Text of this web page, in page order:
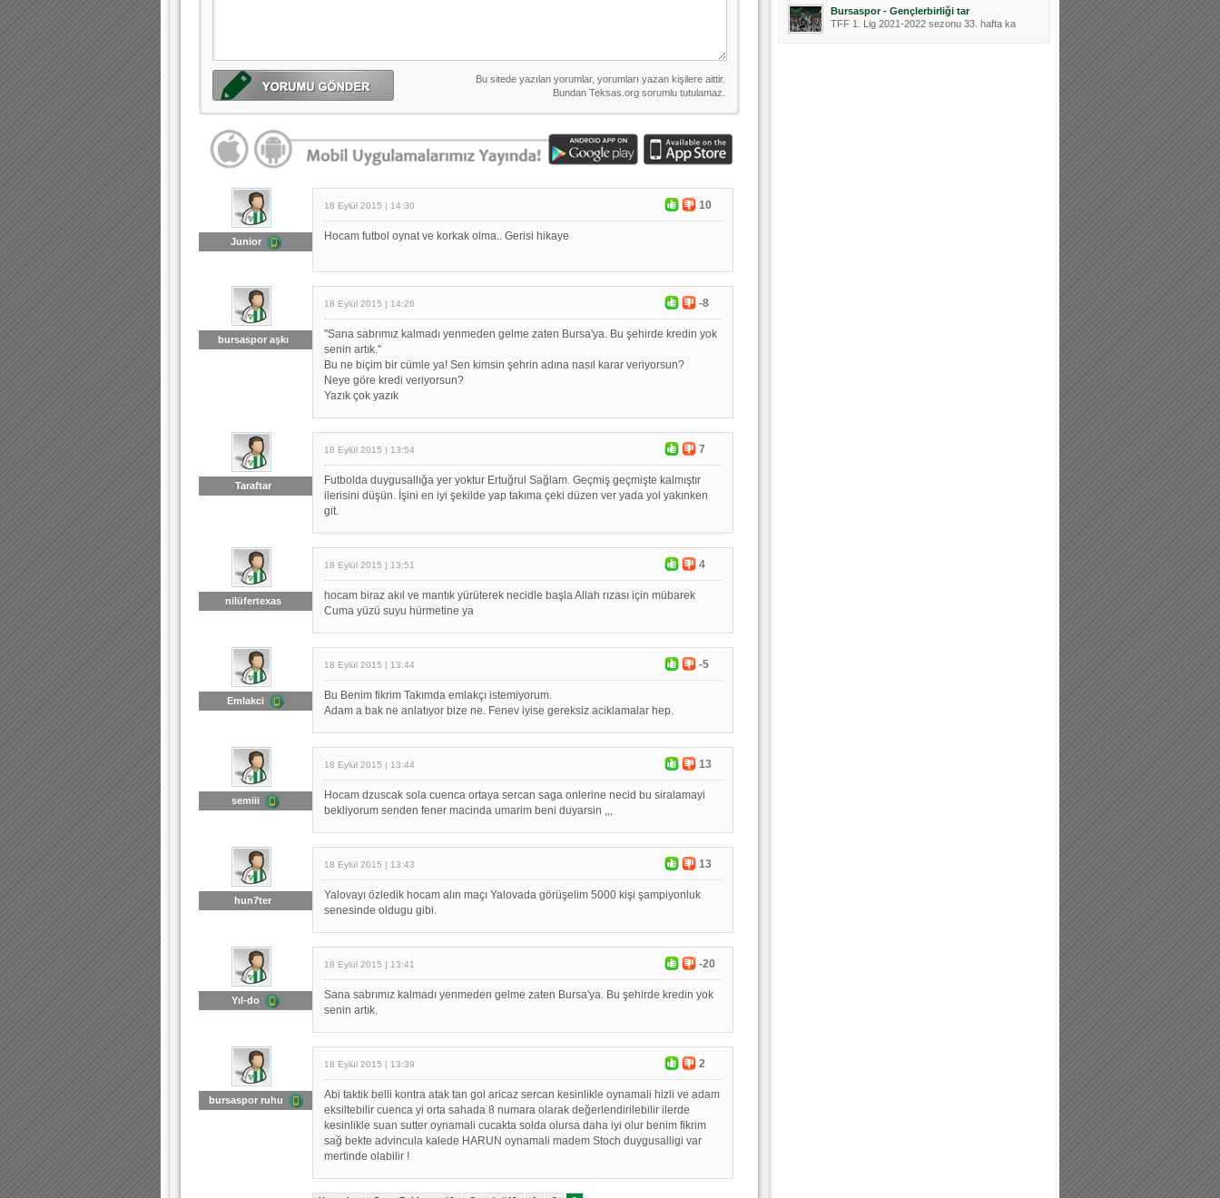
Junior
18 Eylül 2015 | 14:30 10
Hocam futbol oynat ve korkak olma.. Gerisi hikaye
bursaspor aşkı
18 Eylül 2015 | 14:26 -8
''Sana sabrımız kalmadı yenmeden gelme zaten Bursa'ya. Bu şehirde kredin yok
senin artık.''
Bu ne biçim bir cümle ya! Sen kimsin şehrin adına nasıl karar veriyorsun?
Neye göre kredi veriyorsun?
Yazık çok yazık
Taraftar
18 Eylül 2015 | 13:54 7
Futbolda duygusallığa yer yoktur Ertuğrul Sağlam. Geçmiş geçmişte kalmıştır
ilerisini düşün. İşini en iyi şekilde yap takıma çeki düzen ver yada yol yakınken
git.
nilüfertexas
18 Eylül 2015 | 13:51 4
hocam biraz akıl ve mantık yürüterek necidle başla Allah rızası için mübarek
Cuma yüzü suyu hürmetine ya
Emlakci
18 Eylül 2015 | 13:44 -5
Bu Benim fikrim Takımda emlakçı istemiyorum.
Adam a bak ne anlatıyor bize ne. Fenev iyise gereksiz aciklamalar hep.
semiii
18 Eylül 2015 | 13:44 13
Hocam dzuscak sola cuenca ortaya sercan saga onlerine necid bu siralamayi
bekliyorum senden fener macinda umarim beni duyarsin ,,,
hun7ter
18 Eylül 2015 | 13:43 13
Yalovayı özledik hocam alın maçı Yalovada görüşelim 5000 kişi şampiyonluk
senesinde oldugu gibi.
Yıl-do
18 Eylül 2015 | 13:41 -20
Sana sabrımız kalmadı yenmeden gelme zaten Bursa'ya. Bu şehirde kredin yok
senin artık.
bursaspor ruhu
18 Eylül 2015 | 13:39 2
Abi taktik belli kontra atak tan gol aricaz sercan kesinlikle oynamali hizli ve adam
eksiltebilir cuenca yi orta sahada 8 numara olarak değerlendirilebilir ilerde
kesinlikle suan sutter oynamali cucakta solda olursa daha iyi olur benim fikrim
sağ bekte advincula kalede HARUN oynamali madem Stoch duygusalligi var
mertinde olabilir !
Bursaspor - Gençlerbirliği tar
TFF 1. Lig 2021-2022 sezonu 33. hafta ka